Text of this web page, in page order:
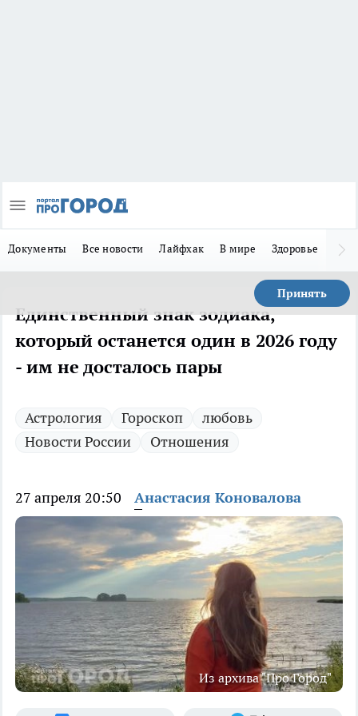
Документы Все новости Лайфхак В мире Здоровье
Принять
Единственный знак зодиака,
который останется один в 2026 году
- им не досталось пары
Астрология Гороскоп
любовь
Новости России
Отношения
27 апреля 20:50 Анастасия Коновалова
Из архива "Про Город"